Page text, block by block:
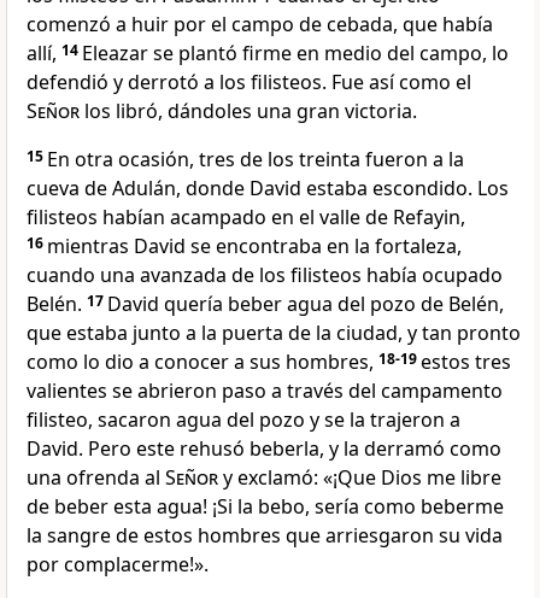
comenzó a huir por el campo de cebada, que había
allí, 14 Eleazar se plantó firme en medio del campo, lo
defendió y derrotó a los filisteos. Fue así como el
Señor los libró, dándoles una gran victoria.
15 En otra ocasión, tres de los treinta fueron a la
cueva de Adulán, donde David estaba escondido. Los
filisteos habían acampado en el valle de Refayin,
16 mientras David se encontraba en la fortaleza,
cuando una avanzada de los filisteos había ocupado
Belén. 17 David quería beber agua del pozo de Belén,
que estaba junto a la puerta de la ciudad, y tan pronto
como lo dio a conocer a sus hombres, 18-19estos tres
valientes se abrieron paso a través del campamento
filisteo, sacaron agua del pozo y se la trajeron a
David. Pero este rehusó beberla, y la derramó como
una ofrenda al Señory exclamó: «¡Que Dios me libre
de beber esta agua! ¡Si la bebo, sería como beberme
la sangre de estos hombres que arriesgaron su vida
por complacerme!».